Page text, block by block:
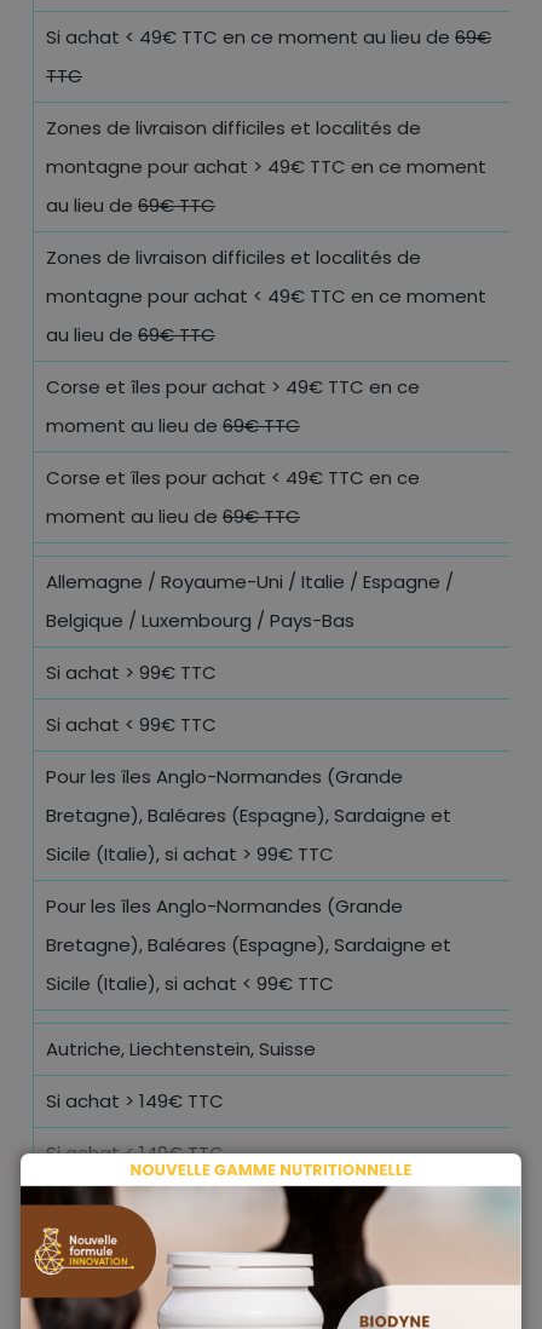
Si achat < 49€ TTC en ce moment au lieu de 69€
TTC
Zones de livraison difficiles et localités de
montagne pour achat > 49€ TTC en ce moment
au lieu de 69€ TTC
Zones de livraison difficiles et localités de
montagne pour achat < 49€ TTC en ce moment
au lieu de 69€ TTC
Corse et îles pour achat > 49€ TTC en ce
moment au lieu de 69€ TTC
Corse et îles pour achat < 49€ TTC en ce
moment au lieu de 69€ TTC
Allemagne / Royaume-Uni / Italie / Espagne /
Belgique / Luxembourg / Pays-Bas
Si achat > 99€ TTC
Si achat < 99€ TTC
Pour les îles Anglo-Normandes (Grande
Bretagne), Baléares (Espagne), Sardaigne et
Sicile (Italie), si achat > 99€ TTC
Pour les îles Anglo-Normandes (Grande
Bretagne), Baléares (Espagne), Sardaigne et
Sicile (Italie), si achat < 99€ TTC
Autriche, Liechtenstein, Suisse
Si achat > 149€ TTC
Si achat < 149€ TTC
Andorre, Croatie, Danemark, Estonie, Hongrie,
Irlande, Lettonie, Lituanie, Pologne, Portugal,
République Tchèque, Slovaquie, Slovénie, Suède,